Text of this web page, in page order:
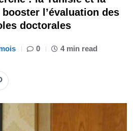
l’évaluation des
doctorales
0 4 min read